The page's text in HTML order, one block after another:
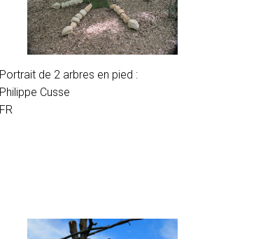
Portrait de 2 arbres en pied :
Philippe Cusse
FR